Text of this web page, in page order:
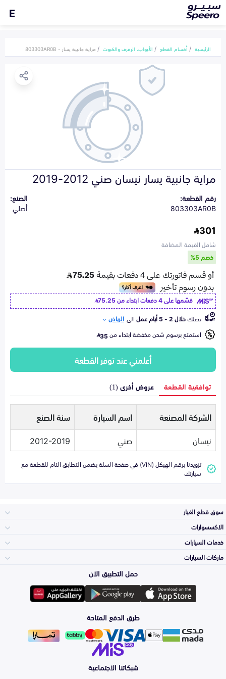
E
الرئيسية أقسام القطع الأبواب، الرفرف والكبوت مراية جانبية يسار - 803303AR0B
مراية جانبية يسار نيسان صني 2012-2019
رقم القطعة:
803303AR0B
الصنع:
أصلي
301
شامل القيمة المضافة
خصم 5%
قسّمها على 4 دفعات ابتداء من
75.25
تصلكخلال 2 - 5 أيام عمل الى الرياض
استمتع برسوم شحن مخفضة ابتداء من35
أعلمني عند توفر القطعة
توافقية القطعة عروض أخرى (1)
الشركة المصنعة اسم السيارة
سنة الصنع
نيسان
صني 2012-2019
تزويدنا برقم الهيكل (VIN) في صفحة السلة يضمن التطابق التام للقطعة مع
سيارتك
سوق قطع الغيار
المكائن، القيرات
وملحقاتها
الشمعات
والاصطبات (الاضاءة)
الفرامل والأقمشة
الاكسسوارات
لوازم الرحلات
اكسسوارات العناية
خدمات السيارات
الأكثر مبيعاً
التلميع والعناية
ماركات السيارات
تويوتا
هيونداي
كيا
حمل التطبيق الان
طرق الدفع المتاحة
شبكاتنا الاجتماعية